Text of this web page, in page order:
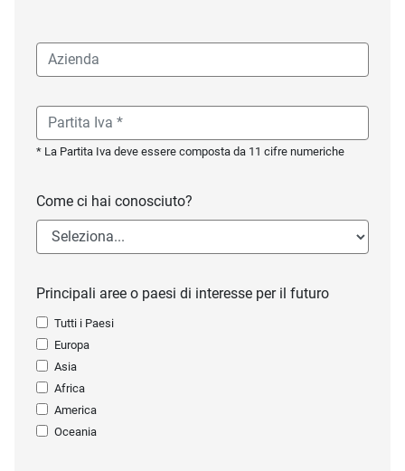
* La Partita Iva deve essere composta da 11 cifre numeriche
Come ci hai conosciuto?
Principali aree o paesi di interesse per il futuro
Tutti i Paesi
Europa
Asia
Africa
America
Oceania